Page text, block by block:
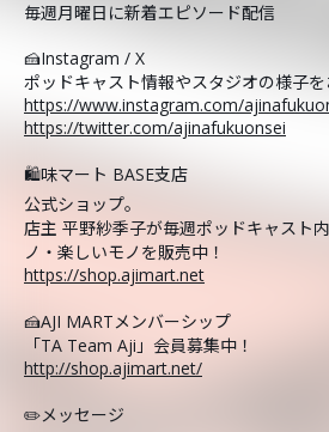
毎週月曜日に新着エピソード配信
🍰Instagram / X
ポッドキャスト情報やスタジオの様子を
https://www.instagram.com/
https://twitter.com/ajinafukuonsei
🛍️味マート BASE支店
公式ショップ。
店主 平野紗季子が毎週ポッドキャスト
ノ・楽しいモノを販売中！
https://shop.ajimart.net
🍰AJI MARTメンバーシップ
「TA Team Aji」会員募集中！
http://shop.ajimart.net/
✏️メッセージ